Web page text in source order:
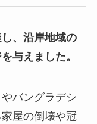
、沿岸地域の
与えました。
バングラデシ
屋の倒壊や冠